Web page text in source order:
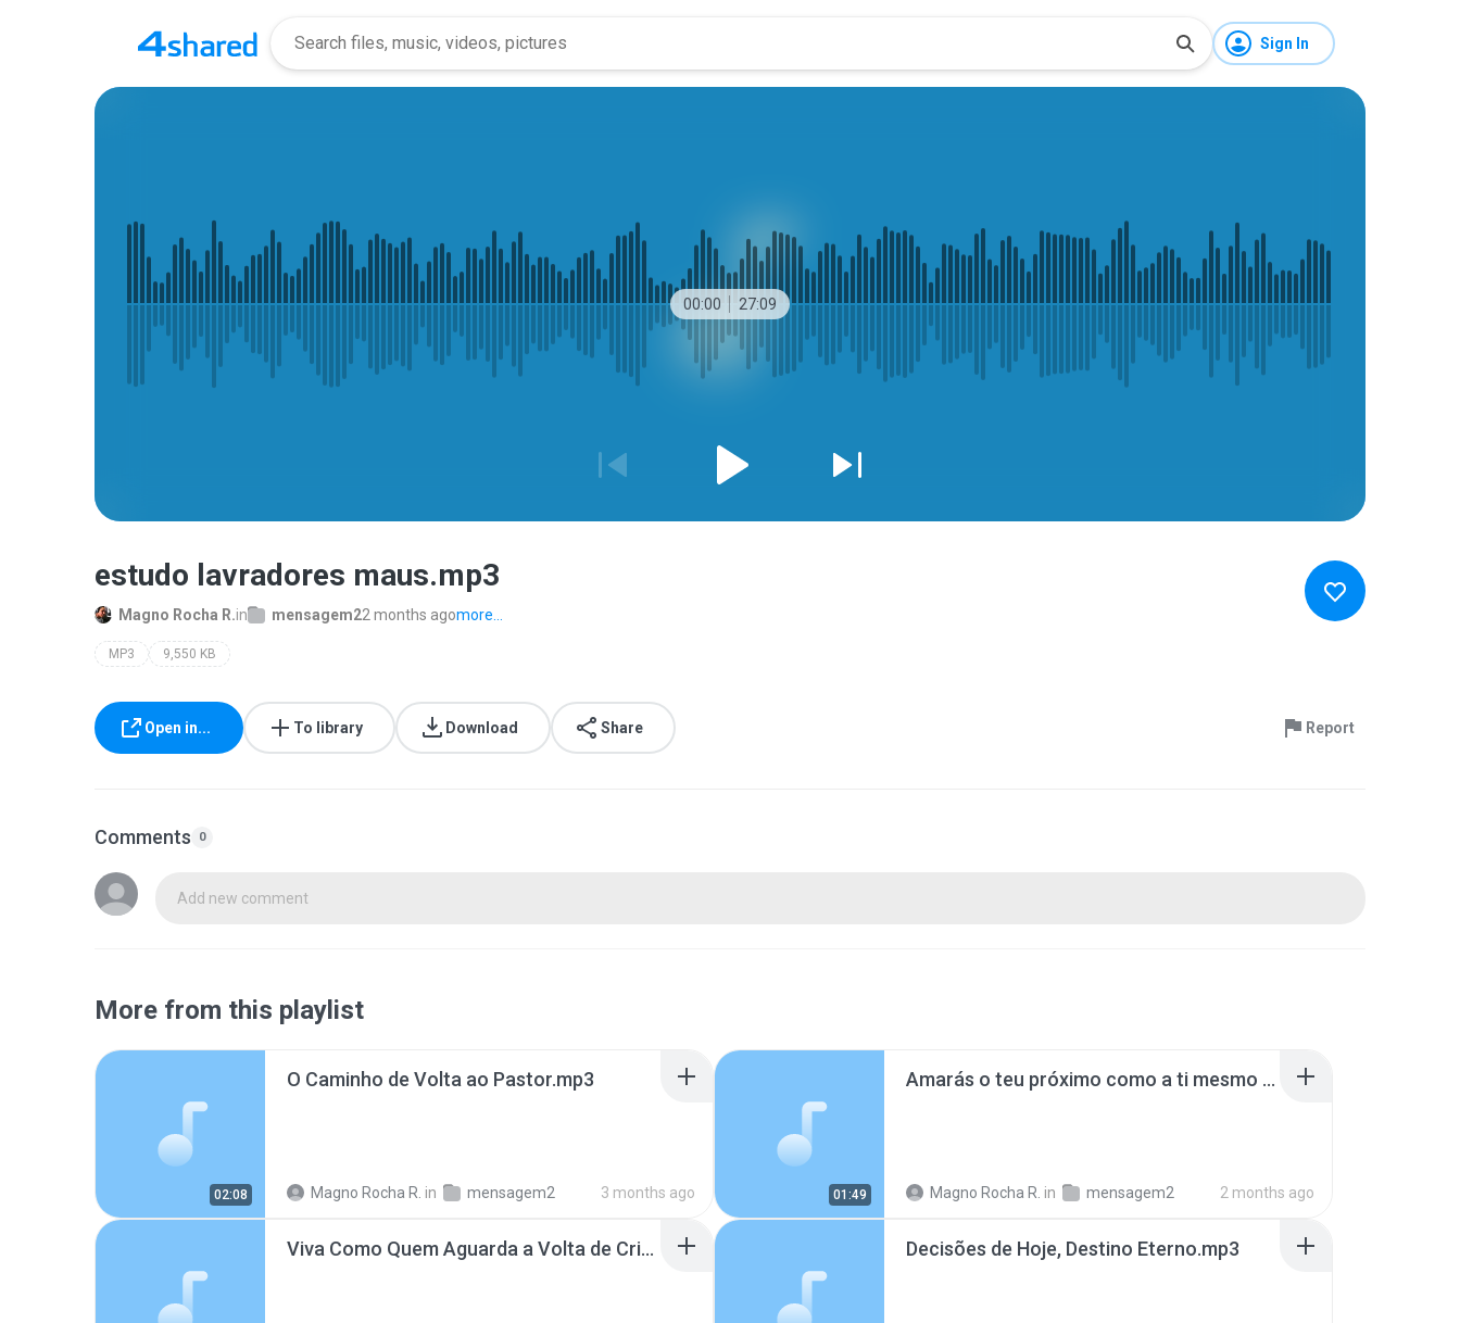
Sign In
00:00 27:09
estudo lavradores maus.mp3
Magno Rocha R.in mensagem22 months agomore...
MP3 9,550 KB
Open in... To library Download Share Report
Comments 0
Add new comment
More from this playlist
02:08
O Caminho de Volta ao Pastor.mp3
Magno Rocha R. in mensagem2 3 months ago 01:49
Amarás o teu próximo como a ti mesmo (2).mp3
Magno Rocha R. in mensagem2 2 months ago
Viva Como Quem Aguarda a Volta de Cristo.mp3 Decisões de Hoje, Destino Eterno.mp3